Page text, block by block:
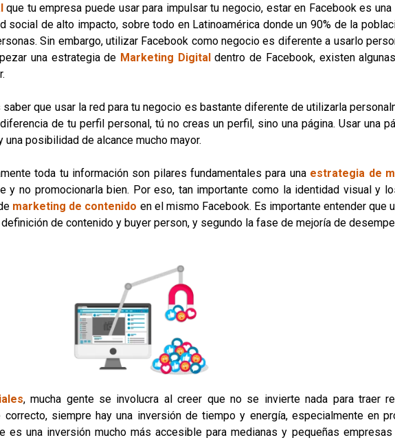
que tu empresa puede usar para impulsar tu negocio, estar en Facebook es
social de alto impacto, sobre todo en Latinoamérica donde un 90% de la
Sin embargo, utilizar Facebook como negocio es diferente a usarlo
una estrategia de Marketing Digitaldentro de Facebook, existen
que usar la red para tu negocio es bastante diferente de utilizarla
de tu perfil personal, tú no creas un perfil, sino una página. Usar una
posibilidad de alcance mucho mayor.
toda tu información son pilares fundamentales para una estrategia de
y no promocionarla bien. Por eso, tan importante como la identidad visual y
marketing de contenido en el mismo Facebook. Es importante entender que
de contenido y buyer person, y segundo la fase de mejoría de
, mucha gente se involucra al creer que no se invierte nada para traer
siempre hay una inversión de tiempo y energía, especialmente en
una inversión mucho más accesible para medianas y pequeñas